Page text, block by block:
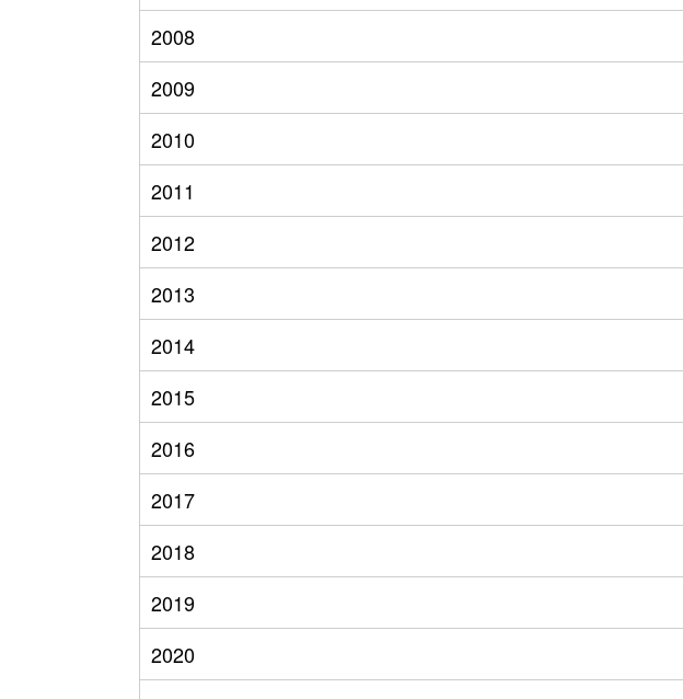
2008
2009
2010
2011
2012
2013
2014
2015
2016
2017
2018
2019
2020